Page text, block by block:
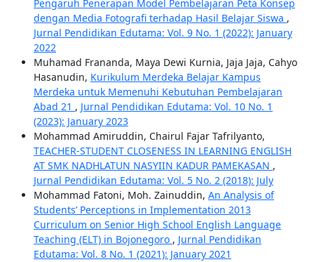
Pengaruh Penerapan Model Pembelajaran Peta Konsep
dengan Media Fotografi terhadap Hasil Belajar Siswa ,
Jurnal Pendidikan Edutama: Vol. 9 No. 1 (2022): January
2022
Muhamad Frananda, Maya Dewi Kurnia, Jaja Jaja, Cahyo
Hasanudin, Kurikulum Merdeka Belajar Kampus
Merdeka untuk Memenuhi Kebutuhan Pembelajaran
Abad 21 , Jurnal Pendidikan Edutama: Vol. 10 No. 1
(2023): January 2023
Mohammad Amiruddin, Chairul Fajar Tafrilyanto,
TEACHER-STUDENT CLOSENESS IN LEARNING ENGLISH
AT SMK NADHLATUN NASYIIN KADUR PAMEKASAN ,
Jurnal Pendidikan Edutama: Vol. 5 No. 2 (2018): July
Mohammad Fatoni, Moh. Zainuddin, An Analysis of
Students’ Perceptions in Implementation 2013
Curriculum on Senior High School English Language
Teaching (ELT) in Bojonegoro , Jurnal Pendidikan
Edutama: Vol. 8 No. 1 (2021): January 2021